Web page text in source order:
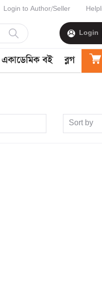
Login to Author/Seller
Login
একাডেমিক বই ব্লগ
Sort by